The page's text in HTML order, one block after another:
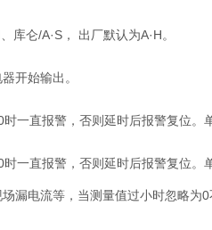
库仑/A·S， 出厂默认为A·H。
开始输出。
一直报警，否则延时后报警复位。
一直报警，否则延时后报警复位。
漏电流等，当测量值过小时忽略为